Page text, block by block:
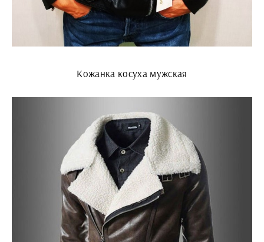
Кожанка косуха мужская